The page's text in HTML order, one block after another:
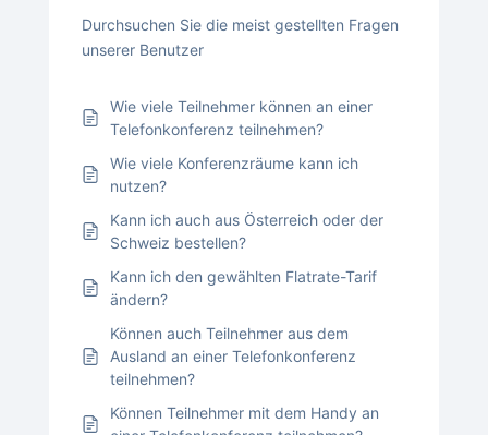
Durchsuchen Sie die meist gestellten Fragen
unserer Benutzer
Wie viele Teilnehmer können an einer
Telefonkonferenz teilnehmen?
Wie viele Konferenzräume kann ich
nutzen?
Kann ich auch aus Österreich oder der
Schweiz bestellen?
Kann ich den gewählten Flatrate-Tarif
ändern?
Können auch Teilnehmer aus dem
Ausland an einer Telefonkonferenz
teilnehmen?
Können Teilnehmer mit dem Handy an